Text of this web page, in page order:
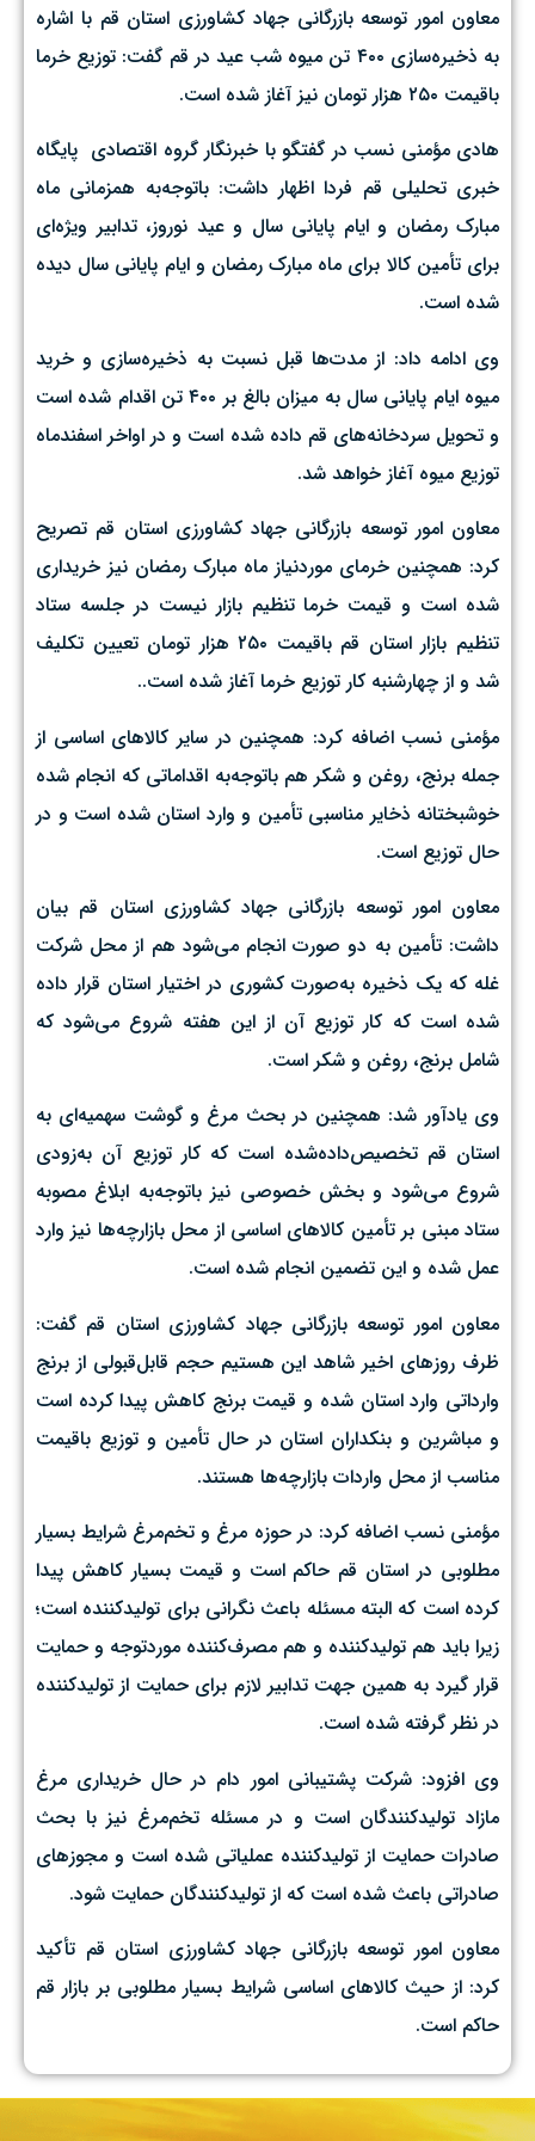
معاون امور توسعه بازرگانی جهاد کشاورزی استان قم با اشاره
به ذخیره‌سازی ۴۰۰ تن میوه شب عید در قم گفت: توزیع خرما
باقیمت ۲۵۰ هزار تومان نیز آغاز شده است.
هادی مؤمنی نسب در گفتگو با خبرنگار گروه اقتصادی پايگاه
خبری تحليلی قم فردا اظهار داشت: باتوجه‌به همزمانی ماه
مبارک رمضان و ایام پایانی سال و عید نوروز، تدابیر ویژه‌ای
برای تأمین کالا برای ماه مبارک رمضان و ایام پایانی سال دیده
شده است.
وی ادامه داد: از مدت‌ها قبل نسبت به ذخیره‌سازی و خرید
میوه ایام پایانی سال به میزان بالغ بر ۴۰۰ تن اقدام شده است
و تحویل سردخانه‌های قم داده شده است و در اواخر اسفندماه
توزیع میوه آغاز خواهد شد.
معاون امور توسعه بازرگانی جهاد کشاورزی استان قم تصریح
کرد: همچنین خرمای موردنیاز ماه مبارک رمضان نیز خریداری
شده است و قیمت خرما تنظیم بازار نیست در جلسه ستاد
تنظیم بازار استان قم باقیمت ۲۵۰ هزار تومان تعیین تکلیف
شد و از چهارشنبه کار توزیع خرما آغاز شده است..
مؤمنی نسب اضافه کرد: همچنین در سایر کالاهای اساسی از
جمله برنج، روغن و شکر هم باتوجه‌به اقداماتی که انجام شده
خوشبختانه ذخایر مناسبی تأمین و وارد استان شده است و در
حال توزیع است.
معاون امور توسعه بازرگانی جهاد کشاورزی استان قم بیان
داشت: تأمین به دو صورت انجام می‌شود هم از محل شرکت
غله که یک ذخیره به‌صورت کشوری در اختیار استان قرار داده
شده است که کار توزیع آن از این هفته شروع می‌شود که
شامل برنج، روغن و شکر است.
وی یادآور شد: همچنین در بحث مرغ و گوشت سهمیه‌ای به
استان قم تخصیص‌داده‌شده است که کار توزیع آن به‌زودی
شروع می‌شود و بخش خصوصی نیز باتوجه‌به ابلاغ مصوبه
ستاد مبنی بر تأمین کالاهای اساسی از محل بازارچه‌ها نیز وارد
عمل شده و این تضمین انجام شده است.
معاون امور توسعه بازرگانی جهاد کشاورزی استان قم گفت:
ظرف روزهای اخیر شاهد این هستیم حجم قابل‌قبولی از برنج
وارداتی وارد استان شده و قیمت برنج کاهش پیدا کرده است
و مباشرین و بنکداران استان در حال تأمین و توزیع باقیمت
مناسب از محل واردات بازارچه‌ها هستند.
مؤمنی نسب اضافه کرد: در حوزه مرغ و تخم‌مرغ شرایط بسیار
مطلوبی در استان قم حاکم است و قیمت بسیار کاهش پیدا
کرده است که البته مسئله باعث نگرانی برای تولیدکننده است؛
زیرا باید هم تولیدکننده و هم مصرف‌کننده موردتوجه و حمایت
قرار گیرد به همین جهت تدابیر لازم برای حمایت از تولیدکننده
در نظر گرفته شده است.
وی افزود: شرکت پشتیبانی امور دام در حال خریداری مرغ
مازاد تولیدکنندگان است و در مسئله تخم‌مرغ نیز با بحث
صادرات حمایت از تولیدکننده عملیاتی شده است و مجوزهای
صادراتی باعث شده است که از تولیدکنندگان حمایت شود.
معاون امور توسعه بازرگانی جهاد کشاورزی استان قم تأکید
کرد: از حیث کالاهای اساسی شرایط بسیار مطلوبی بر بازار قم
حاکم است.